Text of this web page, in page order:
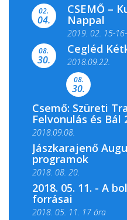
filmkínálattal,
02.
04.
CSEMŐ –
Nappal
2019. 02. 15-
Színes és
Csemői Községi
08.
30.
Cegléd
2018.09.22.
08.
30.
Csemő: Szüreti
Felvonulás és Bál
2018.09.08.
Jászkarajenő
programok
2018. 08. 20.
2018. 05. 11. - A
forrásai
2018. 05. 11. 17 óra